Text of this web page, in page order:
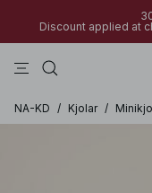
Discount applied at
NA-KD / Kjolar /